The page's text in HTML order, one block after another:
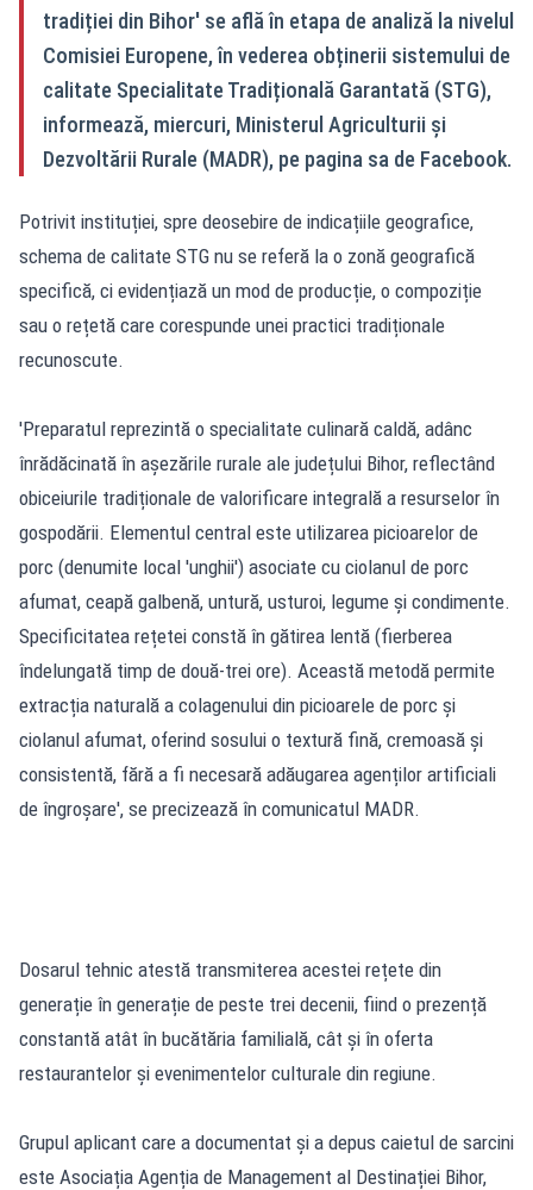
tradiției din Bihor' se află în etapa de analiză la nivelul
Comisiei Europene, în vederea obținerii sistemului de
calitate Specialitate Tradițională Garantată (STG),
informează, miercuri, Ministerul Agriculturii și
Dezvoltării Rurale (MADR), pe pagina sa de Facebook.
Potrivit instituției, spre deosebire de indicațiile geografice,
schema de calitate STG nu se referă la o zonă geografică
specifică, ci evidențiază un mod de producție, o compoziție
sau o rețetă care corespunde unei practici tradiționale
recunoscute.
'Preparatul reprezintă o specialitate culinară caldă, adânc
înrădăcinată în așezările rurale ale județului Bihor, reflectând
obiceiurile tradiționale de valorificare integrală a resurselor în
gospodării. Elementul central este utilizarea picioarelor de
porc (denumite local 'unghii') asociate cu ciolanul de porc
afumat, ceapă galbenă, untură, usturoi, legume și condimente.
Specificitatea rețetei constă în gătirea lentă (fierberea
îndelungată timp de două-trei ore). Această metodă permite
extracția naturală a colagenului din picioarele de porc și
ciolanul afumat, oferind sosului o textură fină, cremoasă și
consistentă, fără a fi necesară adăugarea agenților artificiali
de îngroșare', se precizează în comunicatul MADR.
Dosarul tehnic atestă transmiterea acestei rețete din
generație în generație de peste trei decenii, fiind o prezență
constantă atât în bucătăria familială, cât și în oferta
restaurantelor și evenimentelor culturale din regiune.
Grupul aplicant care a documentat și a depus caietul de sarcini
este Asociația Agenția de Management al Destinației Bihor,